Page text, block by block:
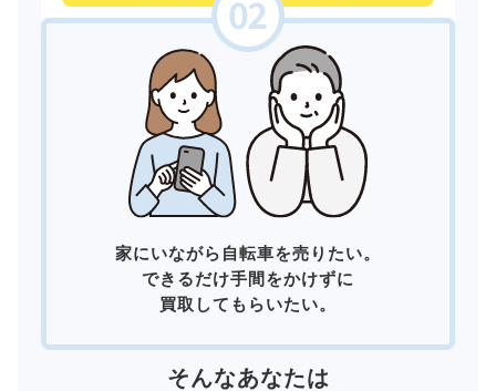
家にいながら自転車を売りたい。
できるだけ手間をかけずに
買取してもらいたい。
そんなあなたは